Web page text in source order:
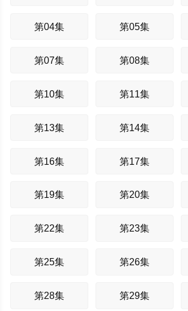
第04集 第05集
第07集 第08集
第10集 第11集
第13集 第14集
第16集 第17集
第19集 第20集
第22集 第23集
第25集 第26集
第28集 第29集